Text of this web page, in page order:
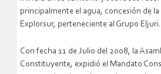
principalmente el agua, concesión de
Explorsur, perteneciente al Grupo Eljuri.
Con fecha 11 de Julio del 2008, la
Constituyente, expidió el Mandato